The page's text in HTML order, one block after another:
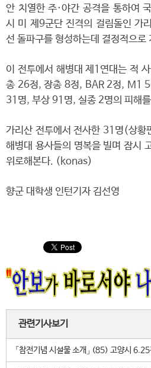
안 치열한 주·야간 공격을 통하여
시 미 제9군단 진격의 걸림돌인 가
선 돌파구를 형성하는데 결정적으로
이 전투에서 해병대 제1연대는 적
총 26정, 장총 8정, BAR 2정, M1 5
31명, 부상 91명, 실종 2명의 피해
가리산 전투에서 전사한 31명(상황
해병대 용사들의 명복을 빌며 잠시
위로해본다. (konas)
향군 대학생 인턴기자 김선영
관련기사보기
「참전기념 시설물 소개」 (85) 고양시 6.25